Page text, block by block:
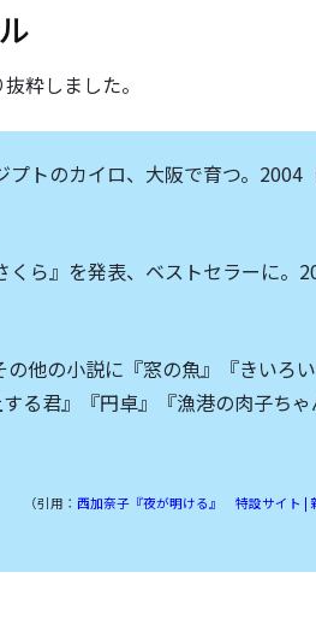
粋しました。
トのカイロ、大阪で育つ。2004
ら』を発表、ベストセラーに。
他の小説に『窓の魚』『きいろ
る君』『円卓』『漁港の肉子ちゃ
（引用： 西加奈子『夜が明ける』 特設サイト |